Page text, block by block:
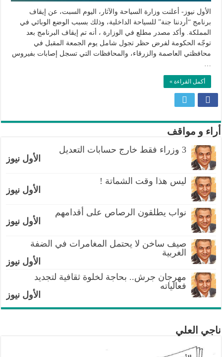
الأول نيوز- أعلنت وزارة السياحة والآثار، اليوم السبت، عن إيقاف
برنامج “أردننا جنة” للسياحة الداخلية، وذلك بسبب الوضع الوبائي في
المملكة. وأكد مصدر مطلع في الوزارة ، أنه تم إيقاف البرنامج بعد
توجّه الحكومة لفرض حظر تجول شامل يوم الجمعة المقبل في
محافظتي العاصمة والزرقاء، والمحافظات التي تسجل إصابات بفيروس
…
أكمل القراءة »
أراء و مواقف
3 وزراء فقط خارج حسابات التعديل
الأول نيوز
ليس هذا وقت الشماتة !
الأول نيوز
نواب يطلقون الرصاص على أقدامهم
الأول نيوز
صيف ساخن لا يحتمل المغامرات في الضفة
الغربية
الأول نيوز
مهرجان جرش.. بحاجة لخلوة ثقافية لتجديد
فعالياته
الأول نيوز
ناجي العلي